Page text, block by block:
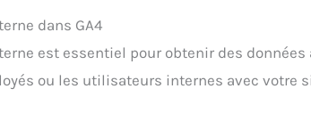
dans GA4
est essentiel pour obtenir des
ou les utilisateurs internes avec votre